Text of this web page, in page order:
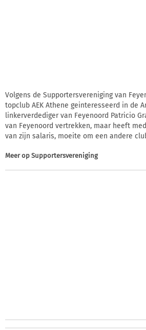
Volgens de Supportersvereniging van
topclub AEK Athene geinteresseerd in de
linkerverdediger van Feyenoord Patricio
van Feyenoord vertrekken, maar heeft
van zijn salaris, moeite om een andere
Meer op Supportersvereniging